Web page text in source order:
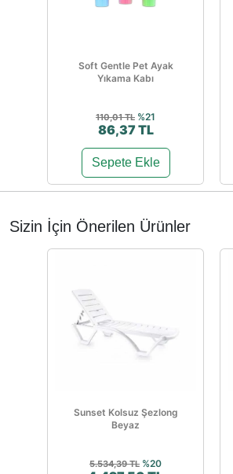
Soft Gentle Pet Ayak
Yıkama Kabı
110,01 TL %21
86,37 TL
Sepete Ekle
Sizin İçin Önerilen Ürünler
Sunset Kolsuz Şezlong
Beyaz
5.534,39 TL %20